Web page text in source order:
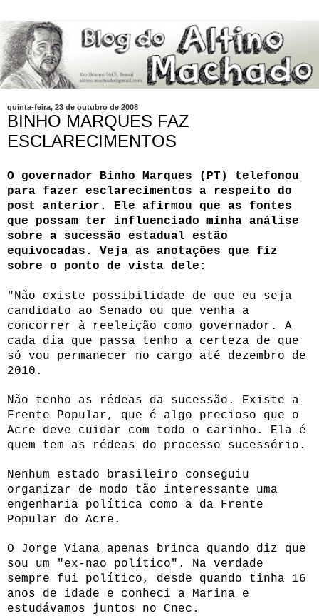
quinta-feira, 23 de outubro de 2008
BINHO MARQUES FAZ
ESCLARECIMENTOS
O governador Binho Marques (PT) telefonou
para fazer esclarecimentos a respeito do
post anterior. Ele afirmou que as fontes
que possam ter influenciado minha análise
sobre a sucessão estadual estão
equivocadas. Veja as anotações que fiz
sobre o ponto de vista dele:
"Não existe possibilidade de que eu seja
candidato ao Senado ou que venha a
concorrer à reeleição como governador. A
cada dia que passa tenho a certeza de que
só vou permanecer no cargo até dezembro de
2010.
Não tenho as rédeas da sucessão. Existe a
Frente Popular, que é algo precioso que o
Acre deve cuidar com todo o carinho. Ela é
quem tem as rédeas do processo sucessório.
Nenhum estado brasileiro conseguiu
organizar de modo tão interessante uma
engenharia política como a da Frente
Popular do Acre.
O Jorge Viana apenas brinca quando diz que
sou um "ex-nao político". Na verdade
sempre fui político, desde quando tinha 16
anos de idade e conheci a Marina e
estudávamos juntos no Cnec.